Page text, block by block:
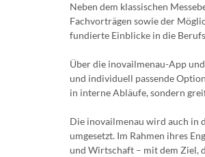
Neben dem klassischen
Fachvorträgen sowie der
fundierte Einblicke in die
Über die inovailmenau-App
und individuell passende
in interne Abläufe, sondern
Die inovailmenau wird auch in
umgesetzt. Im Rahmen ihres
und Wirtschaft – mit dem Ziel,